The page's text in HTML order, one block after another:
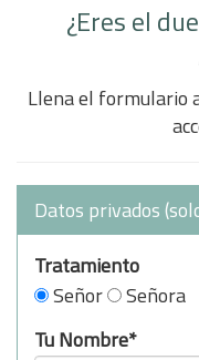
¿Eres el
Llena el formulario
Datos privados
Tratamiento
Señor
Señora
Tu Nombre*